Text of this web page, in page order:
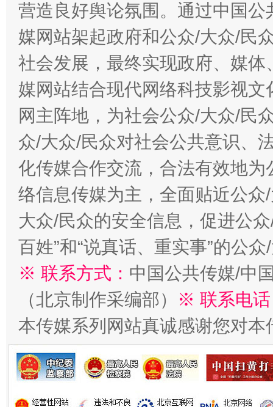
这是一记警钟！ 谢
今
习近平的博鳌关键词
魏明亮
营造良好舆论氛围。通过中国
媒网站架起政府和公众/大众/民
社会发展，最终实现政府、媒
媒网站结合现代网络科技影视
网主阵地，为社会公众/大众/民
众/大众/民众对社会公共意识、
化传媒合作交流，合法有效地
络信息传媒为主，全面贴近公
大众/民众的安全信息，促进公
百姓”和“说真话、重实事”的公
※ 联系方式： 中国公共传媒/中
（北京制作采编部）
※ 联系电
本传媒系列网站真诚感谢您对